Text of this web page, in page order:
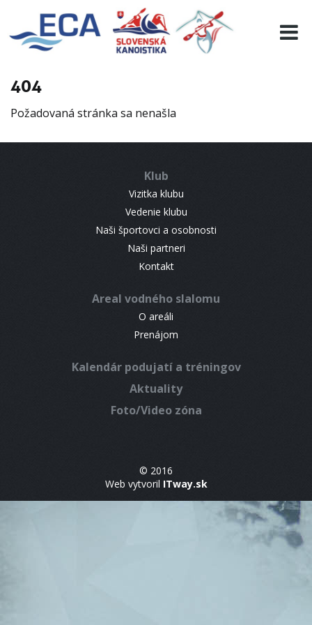
404
Požadovaná stránka sa nenašla
Klub
Vizitka klubu
Vedenie klubu
Naši športovci a osobnosti
Naši partneri
Kontakt
Areal vodného slalomu
O areáli
Prenájom
Kalendár podujatí a tréningov
Aktuality
Foto/Video zóna
© 2016
Web vytvoril ITway.sk
EURO 19
INFO
RESULTS
CONTACT